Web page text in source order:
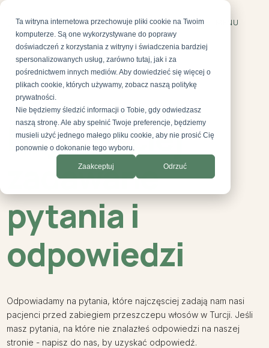
Ta witryna internetowa przechowuje pliki cookie na Twoim
komputerze. Są one wykorzystywane do poprawy
doświadczeń z korzystania z witryny i świadczenia bardziej
spersonalizowanych usług, zarówno tutaj, jak i za
pośrednictwem innych mediów. Aby dowiedzieć się więcej o
plikach cookie, których używamy, zobacz naszą politykę
prywatności.
Nie będziemy śledzić informacji o Tobie, gdy odwiedzasz
naszą stronę. Ale aby spełnić Twoje preferencje, będziemy
musieli użyć jednego małego pliku cookie, aby nie prosić Cię
ponownie o dokonanie tego wyboru.
Zaakceptuj Odrzuć
MENU
FAQ - AESTEPOOL CLINIC
Najczęściej
zadawane
pytania i
odpowiedzi
Odpowiadamy na pytania, które najczęsciej zadają nam nasi
pacjenci przed zabiegiem przeszczepu włosów w Turcji. Jeśli
masz pytania, na które nie znalazłeś odpowiedzi na naszej
stronie - napisz do nas, by uzyskać odpowiedź.